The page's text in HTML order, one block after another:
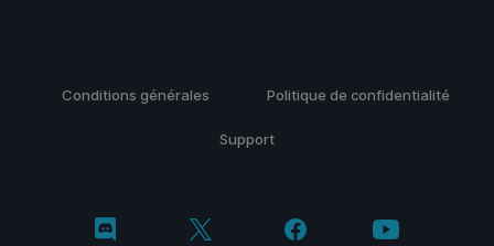
Conditions générales Politique de confidentialité
Support